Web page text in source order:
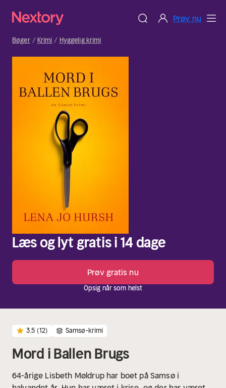
Prøv nu
Bøger Krimi Hyggelig krimi
Læs og lyt gratis i 14 dage
Prøv gratis nu
Opsig når som helst
3.5 (12) Samsø-krimi
Mord i Ballen Brugs
64-årige Lisbeth Møldrup har boet på Samsø i